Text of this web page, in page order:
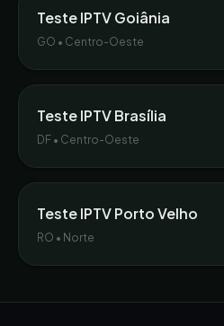
Teste IPTVGoiânia
GO • Centro-Oeste
Teste IPTVBrasília
DF • Centro-Oeste
Teste IPTVPorto Velho
RO • Norte